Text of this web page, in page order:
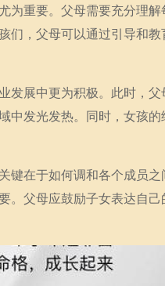
为重要。父母需要充分理
们，父母可以通过引导和教
发展中更为积极。此时，
中发光发热。同时，女孩
键在于如何调和各个成员
。父母应鼓励子女表达自